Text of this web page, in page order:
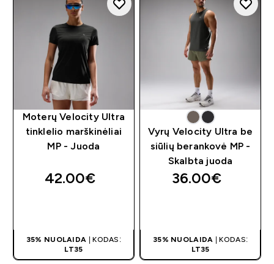
Moterų Velocity Ultra
tinklelio marškinėliai
MP - Juoda
42.00€‎
35% NUOLAIDA | KODAS:
LT35
Vyrų Velocity Ultra be
siūlių berankovė MP -
Skalbta juoda
36.00€‎
35% NUOLAIDA | KODAS:
LT35